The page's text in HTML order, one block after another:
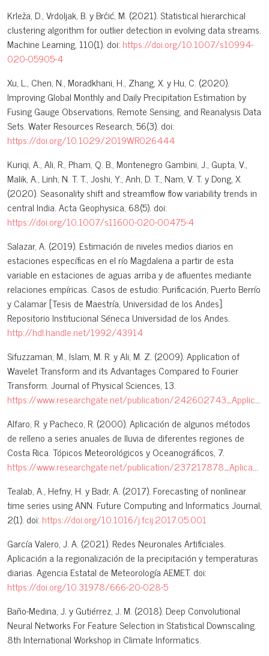
Krleža, D., Vrdoljak, B. y Brčić, M. (2021). Statistical hierarchical
clustering algorithm for outlier detection in evolving data streams.
Machine Learning, 110(1). doi: https://doi.org/10.1007/s10994-
020-05905-4
Xu, L., Chen, N., Moradkhani, H., Zhang, X. y Hu, C. (2020).
Improving Global Monthly and Daily Precipitation Estimation by
Fusing Gauge Observations, Remote Sensing, and Reanalysis Data
Sets. Water Resources Research, 56(3). doi:
https://doi.org/10.1029/2019WR026444
Kuriqi, A., Ali, R., Pham, Q. B., Montenegro Gambini, J., Gupta, V.,
Malik, A., Linh, N. T. T., Joshi, Y., Anh, D. T., Nam, V. T. y Dong, X.
(2020). Seasonality shift and streamflow flow variability trends in
central India. Acta Geophysica, 68(5). doi:
https://doi.org/10.1007/s11600-020-00475-4
Salazar, A. (2019). Estimación de niveles medios diarios en
estaciones específicas en el río Magdalena a partir de esta
variable en estaciones de aguas arriba y de afluentes mediante
relaciones empíricas. Casos de estudio: Purificación, Puerto Berrío
y Calamar [Tesis de Maestría, Universidad de los Andes].
Repositorio Institucional Séneca Universidad de los Andes.
http://hdl.handle.net/1992/43914
Sifuzzaman, M., Islam, M. R. y Ali, M. Z. (2009). Application of
Wavelet Transform and its Advantages Compared to Fourier
Transform. Journal of Physical Sciences, 13.
https://www.researchgate.net/publication/242602743_Application_of_Wavelet_Transform_and_its_Advantages_Compared_to_Fourier_Transform
Alfaro, R. y Pacheco, R. (2000). Aplicación de algunos métodos
de relleno a series anuales de lluvia de diferentes regiones de
Costa Rica. Tópicos Meteorológicos y Oceanográficos, 7.
https://www.researchgate.net/publication/237217878_Aplicacion_de_algunos_metodos_de_relleno_a_series_anuales_de_lluvia_de_diferentes_regiones_de_Costa_Rica
Tealab, A., Hefny, H. y Badr, A. (2017). Forecasting of nonlinear
time series using ANN. Future Computing and Informatics Journal,
2(1). doi: https://doi.org/10.1016/j.fcij.2017.05.001
García Valero, J. A. (2021). Redes Neuronales Artificiales.
Aplicación a la regionalización de la precipitación y temperaturas
diarias. Agencia Estatal de Meteorología AEMET. doi:
https://doi.org/10.31978/666-20-028-5
Baño-Medina, J. y Gutiérrez, J. M. (2018). Deep Convolutional
Neural Networks For Feature Selection in Statistical Downscaling.
8th International Workshop in Climate Informatics.